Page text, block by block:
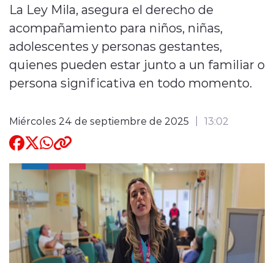
Entrevistas
Quienes Somos
La Ley Mila, asegura el derecho de
acompañamiento para niños, niñas,
adolescentes y personas gestantes,
quienes pueden estar junto a un familiar o
persona significativa en todo momento.
Miércoles 24 de septiembre de 2025 13:02